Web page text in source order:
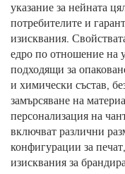
указание за нейната
потребителите и
изисквания.
едро по отношение на
подходящи за
и химически състав,
замърсяване на
персонализация на
включват различни
конфигурации за
изисквания за